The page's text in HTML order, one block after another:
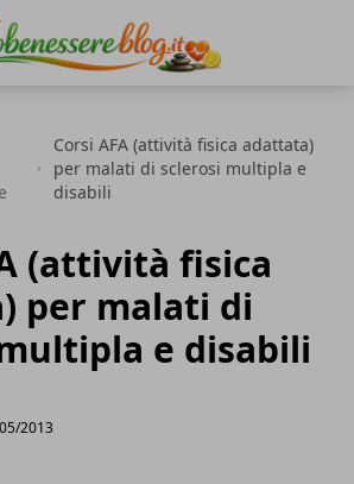
Corsi AFA (attività fisica adattata)
per malati di sclerosi multipla e
disabili
(attività fisica
per malati di
e disabili
2013